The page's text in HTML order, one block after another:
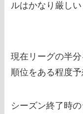
ルはかなり厳しい
現在リーグの半
順位をある程度
シーズン終了時